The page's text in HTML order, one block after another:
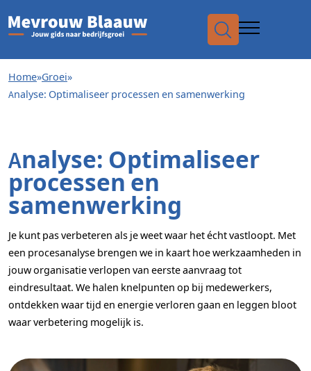
Home»Groei»
Analyse: Optimaliseer processen en samenwerking
Analyse: Optimaliseer
processen en
samenwerking
Je kunt pas verbeteren als je weet waar het écht vastloopt. Met
een procesanalyse brengen we in kaart hoe werkzaamheden in
jouw organisatie verlopen van eerste aanvraag tot
eindresultaat. We halen knelpunten op bij medewerkers,
ontdekken waar tijd en energie verloren gaan en leggen bloot
waar verbetering mogelijk is.